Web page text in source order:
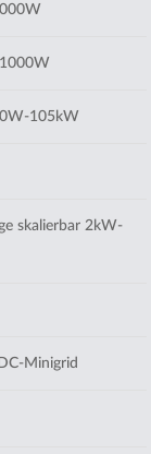
105kW
skalierbar 2kW-
Minigrid